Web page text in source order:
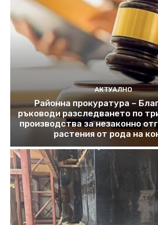
АКТУАЛНО
Районна прокуратура –
ръководи разследването по
производства за незаконно
растения от рода на